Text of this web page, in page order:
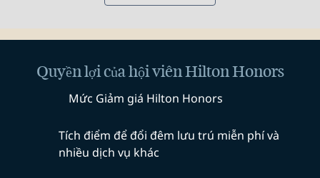
Quyền lợi của hội viên Hilton Honors
Mức Giảm giá Hilton Honors
Tích điểm để đổi đêm lưu trú miễn phí và
nhiều dịch vụ khác